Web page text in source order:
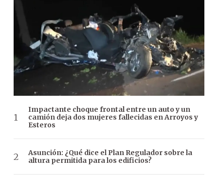
Impactante choque frontal entre un auto y un
camión deja dos mujeres fallecidas en Arroyos y
Esteros
Asunción: ¿Qué dice el Plan Regulador sobre la
altura permitida para los edificios?